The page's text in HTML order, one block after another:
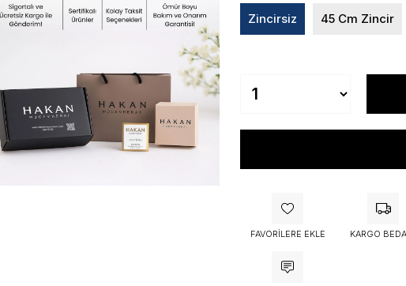
Zincirsiz 45 Cm Zincir
FAVORILERE EKLE KARGO